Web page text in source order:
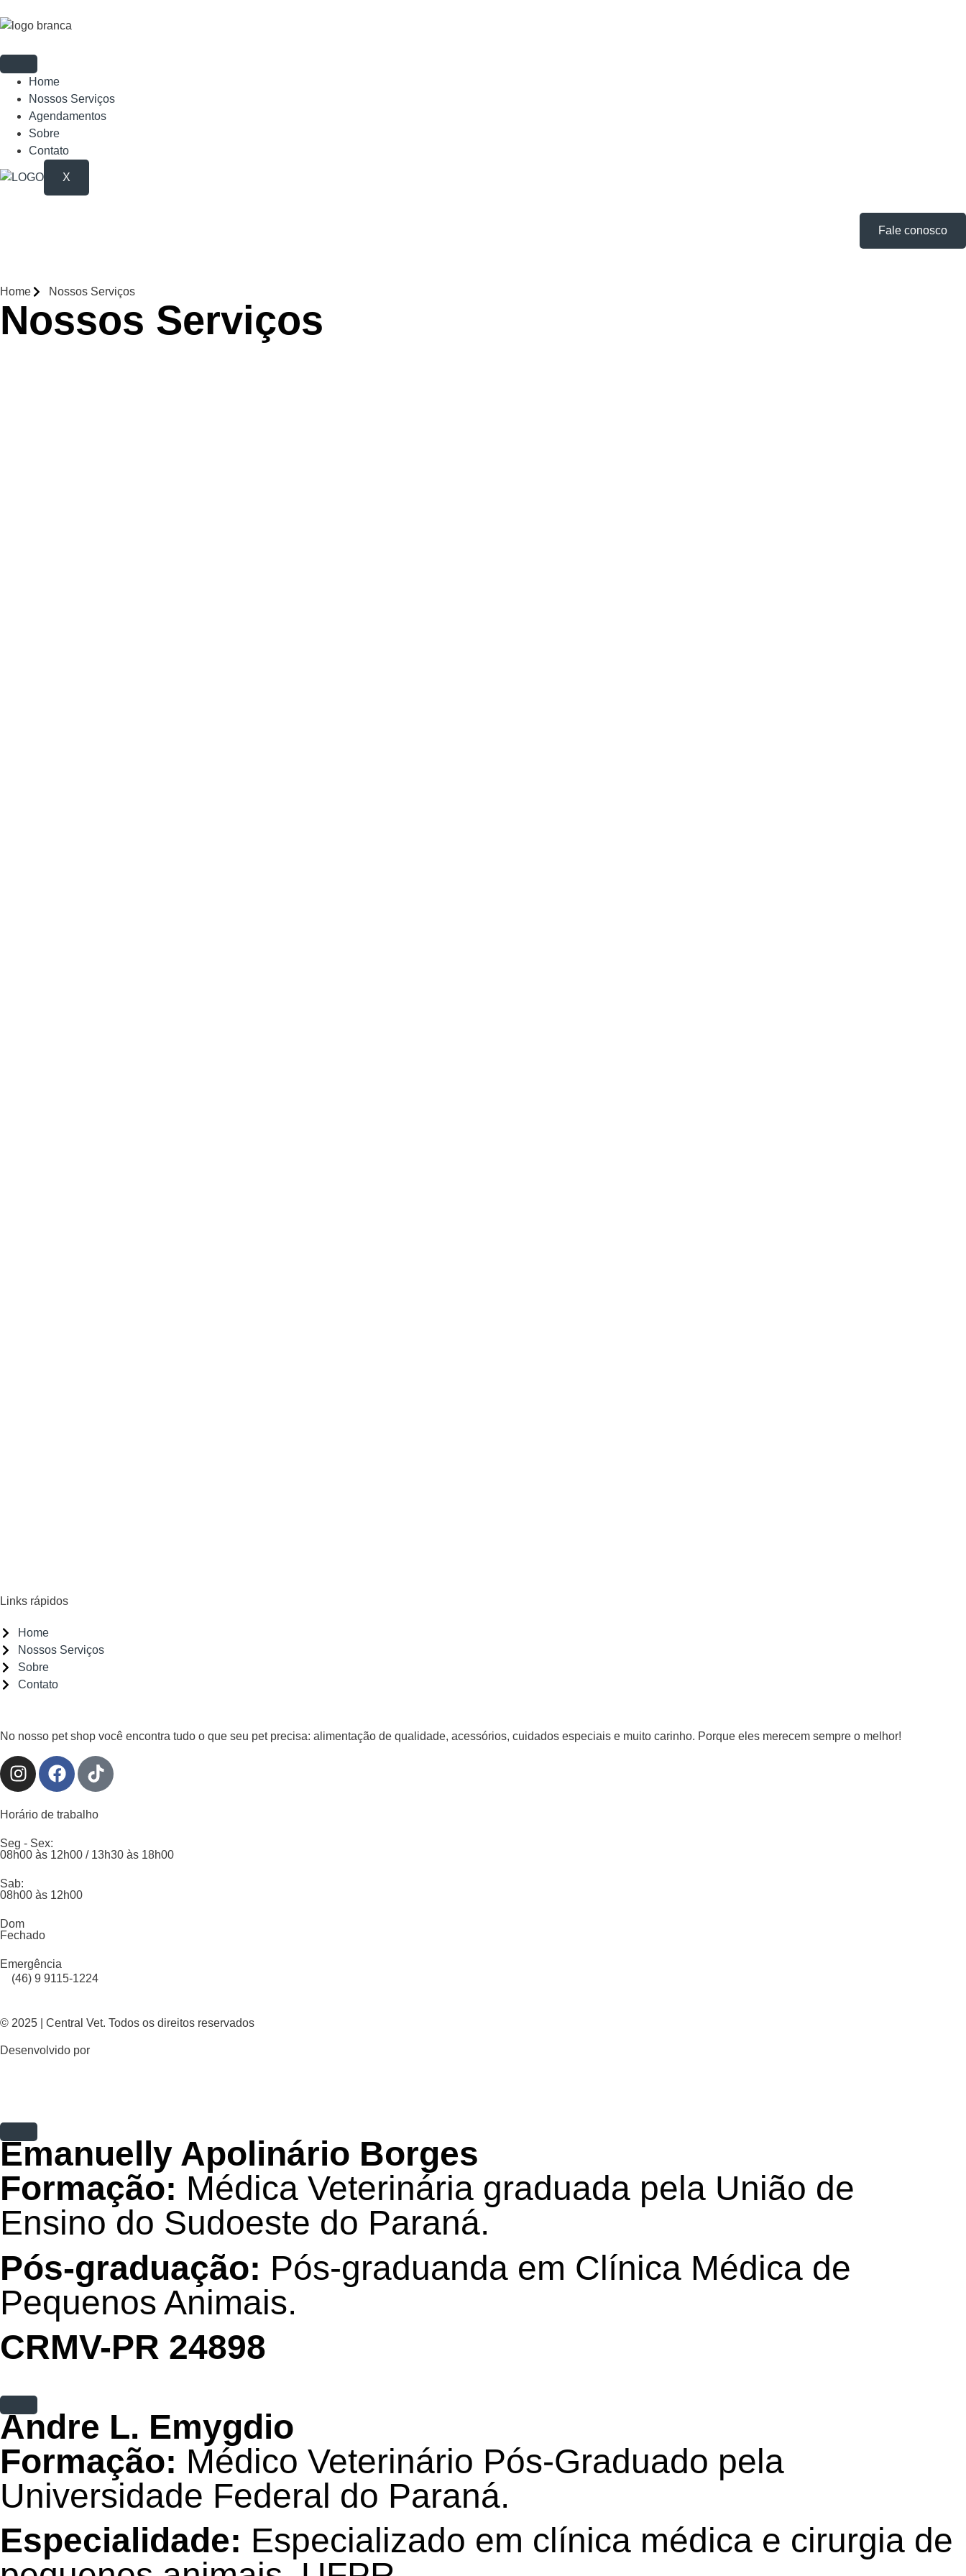
Home
Nossos Serviços
Agendamentos
Sobre
Contato
X
Fale conosco
Home Nossos Serviços
Nossos Serviços
Links rápidos
Home
Nossos Serviços
Sobre
Contato
No nosso pet shop você encontra tudo o que seu pet precisa: alimentação de qualidade, acessórios, cuidados especiais e muito carinho. Porque eles merecem sempre o melhor!
Horário de trabalho
Seg - Sex:
08h00 às 12h00 / 13h30 às 18h00
Sab:
08h00 às 12h00
Dom
Fechado
Emergência
(46) 9 9115-1224
© 2025 | Central Vet. Todos os direitos reservados
Desenvolvido por
Emanuelly Apolinário Borges
Formação: Médica Veterinária graduada pela União de
Ensino do Sudoeste do Paraná.
Pós-graduação: Pós-graduanda em Clínica Médica de
Pequenos Animais.
CRMV-PR 24898
Andre L. Emygdio
Formação: Médico Veterinário Pós-Graduado pela
Universidade Federal do Paraná.
Especialidade: Especializado em clínica médica e cirurgia de